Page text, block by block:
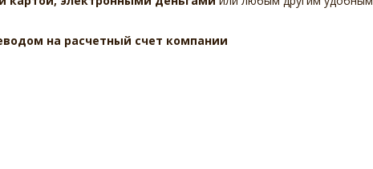
на расчетный счет компании